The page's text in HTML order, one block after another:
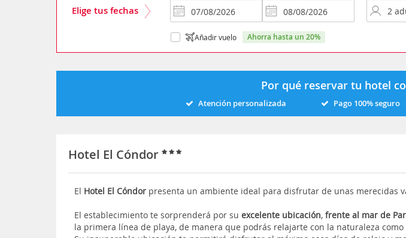
Elige tus fechas
Añadir vuelo ahorra hasta un 20%
Por qué reservar tu hotel
Atención personalizada Pago 100% seguro
Hotel El Cóndor
El Hotel El Cóndor presenta un ambiente ideal para disfrutar de unas merecidas
El establecimiento te sorprenderá por suexcelente ubicación, frente al mar de
la primera línea de playa, de manera que podrás relajarte con la naturaleza como